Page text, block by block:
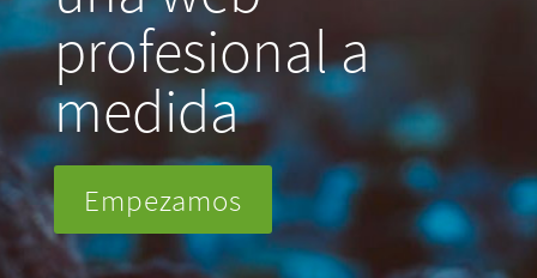
profesional a
medida
Empezamos